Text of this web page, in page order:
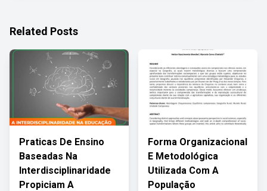
Related Posts
Praticas De Ensino
Baseadas Na
Interdisciplinaridade
Propiciam A
Forma Organizacional
E Metodológica
Utilizada Com A
População